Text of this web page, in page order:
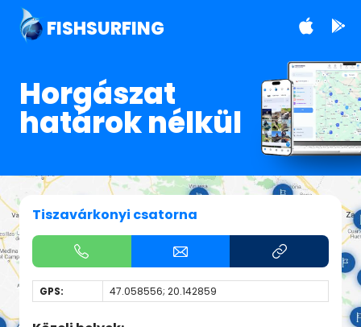
FISHSURFING
Horgászat
határok nélkül
Tiszavárkonyi csatorna
GPS: 47.058556; 20.142859